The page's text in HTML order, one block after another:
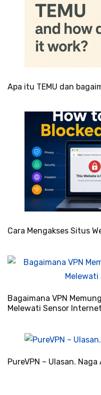
Apa itu TEMU dan
Cara Mengakses Situs
Bagaimana VPN
Melewati Sensor Internet
PureVPN – Ulasan.